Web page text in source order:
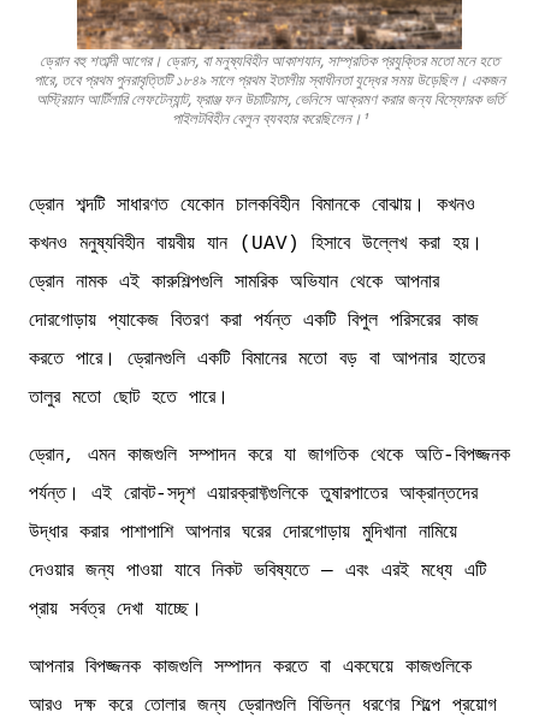
ড্রোন বহু শতাব্দী আগের। ড্রোন, বা মনুষ্যবিহীন আকাশযান, সাম্প্রতিক প্রযুক্তির মতো মনে হতে
পারে, তবে প্রথম পুনরাবৃত্তিটি ১৮৪৯ সালে প্রথম ইতালীয় স্বাধীনতা যুদ্ধের সময় উড়েছিল। একজন
অস্ট্রিয়ান আর্টিলারি লেফটেন্যান্ট, ফ্রাঞ্জ ফন উচাটিয়াস, ভেনিসে আক্রমণ করার জন্য বিস্ফোরক ভর্তি
পাইলটবিহীন বেলুন ব্যবহার করেছিলেন।¹
ড্রোন শব্দটি সাধারণত যেকোন চালকবিহীন বিমানকে বোঝায়। কখনও
কখনও মনুষ্যবিহীন বায়বীয় যান (UAV) হিসাবে উল্লেখ করা হয়।
ড্রোন নামক এই কারুশিল্পগুলি সামরিক অভিযান থেকে আপনার
দোরগোড়ায় প্যাকেজ বিতরণ করা পর্যন্ত একটি বিপুল পরিসরের কাজ
করতে পারে। ড্রোনগুলি একটি বিমানের মতো বড় বা আপনার হাতের
তালুর মতো ছোট হতে পারে।
ড্রোন, এমন কাজগুলি সম্পাদন করে যা জাগতিক থেকে অতি-বিপজ্জনক
পর্যন্ত। এই রোবট-সদৃশ এয়ারক্রাফ্টগুলিকে তুষারপাতের আক্রান্তদের
উদ্ধার করার পাশাপাশি আপনার ঘরের দোরগোড়ায় মুদিখানা নামিয়ে
দেওয়ার জন্য পাওয়া যাবে নিকট ভবিষ্যতে — এবং এরই মধ্যে এটি
প্রায় সর্বত্র দেখা যাচ্ছে।
আপনার বিপজ্জনক কাজগুলি সম্পাদন করতে বা একঘেয়ে কাজগুলিকে
আরও দক্ষ করে তোলার জন্য ড্রোনগুলি বিভিন্ন ধরণের শিল্পে প্রয়োগ